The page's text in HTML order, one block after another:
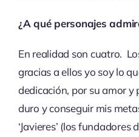
¿A qué personajes
En realidad son cuatro.
gracias a ellos yo soy lo
dedicación, por su amor
duro y conseguir mis
‘Javieres’ (los fundadores